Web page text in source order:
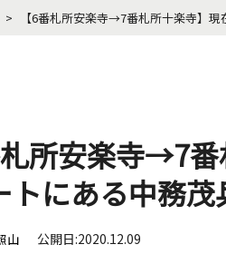
> 【6番札所安楽寺→7番札所十楽寺】
札所安楽寺→7
トにある中務茂
山 公開日:2020.12.09